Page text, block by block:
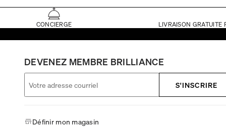
CONCIERGE LIVRAISON GRATUITE
DEVENEZ MEMBRE BRILLIANCE
S'INSCRIRE
Définir mon magasin